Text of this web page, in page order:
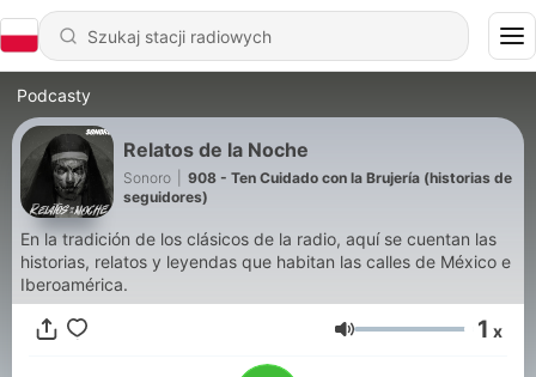
Podcasty
Relatos de la Noche
Sonoro
908 - Ten Cuidado con la Brujería (historias de
seguidores)
En la tradición de los clásicos de la radio, aquí se cuentan las
historias, relatos y leyendas que habitan las calles de México e
Iberoamérica.
Głośność 1 x